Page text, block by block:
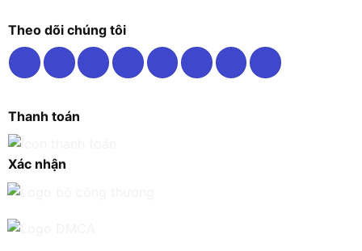
Theo dõi chúng tôi
Thanh toán
Xác nhận